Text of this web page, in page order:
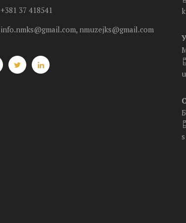
+381 37 418541
info.nmks@gmail.com, nmuzejks@gmail.com